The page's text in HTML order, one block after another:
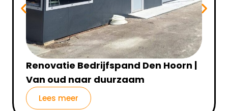
Renovatie Bedrijfspand Den Hoorn |
Van oud naar duurzaam
Lees meer